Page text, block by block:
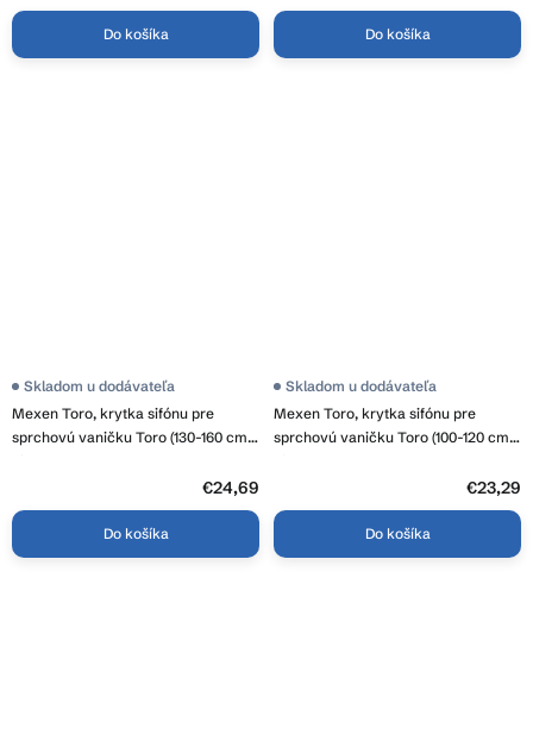
Do košíka Do košíka
Mexen Toro, krytka sifónu pre
sprchovú vaničku Toro (130-160 cm),
Skladom u dodávateľa
€24,69
Do košíka
Mexen Toro, krytka sifónu pre
sprchovú vaničku Toro (100-120 cm),
Skladom u dodávateľa
€23,29
Do košíka